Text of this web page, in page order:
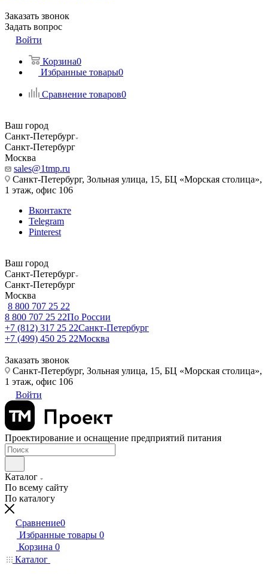
Заказать звонок
Задать вопрос
Войти
Корзина0
Избранные товары0
Сравнение товаров0
Ваш город
Санкт-Петербург
Санкт-Петербург
Москва
sales@1tmp.ru
Санкт-Петербург, Зольная улица, 15, БЦ «Морская столица»,
1 этаж, офис 106
Вконтакте
Telegram
Pinterest
Ваш город
Санкт-Петербург
Санкт-Петербург
Москва
8 800 707 25 22
8 800 707 25 22По России
+7 (812) 317 25 22Санкт-Петербург
+7 (499) 450 25 22Москва
Заказать звонок
Санкт-Петербург, Зольная улица, 15, БЦ «Морская столица»,
1 этаж, офис 106
Войти
Проектирование и оснащение предприятий питания
Каталог
По всему сайту
По каталогу
Сравнение0
Избранные товары 0
Корзина 0
Каталог